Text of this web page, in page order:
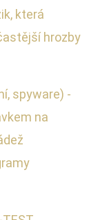
která
hrozby
spyware) -
na